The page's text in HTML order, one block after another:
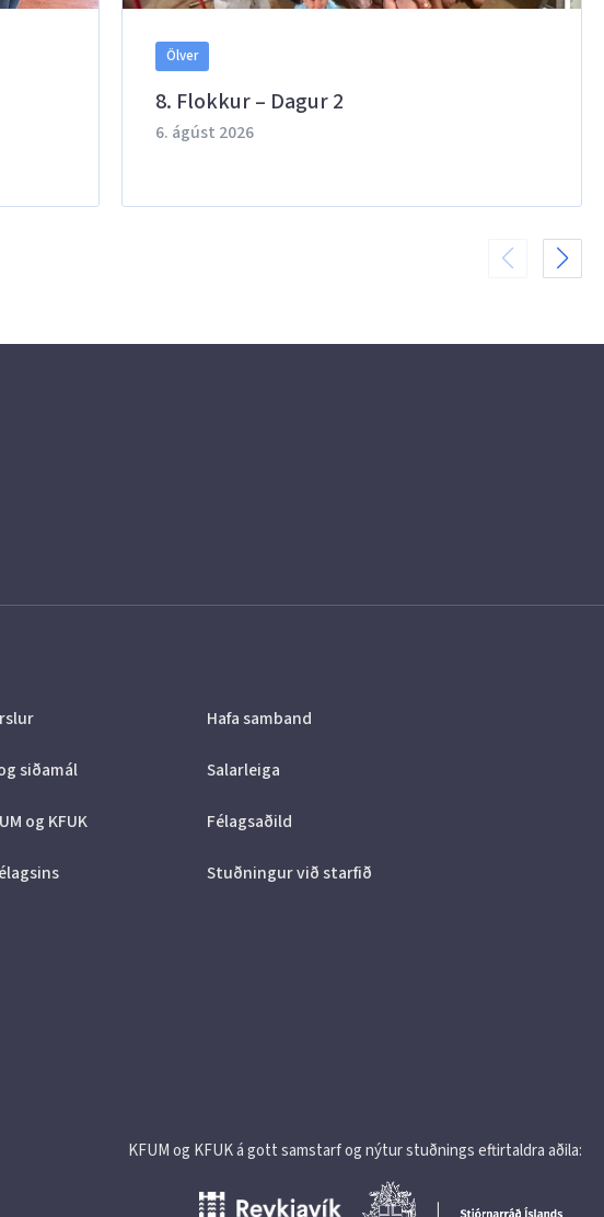
Ölver
8. Flokkur – Dagur 2
6. ágúst 2026
siðamál
og KFUK
Hafa samband
Salarleiga
Félagsaðild
Stuðningur við starfið
KFUM og KFUK á gott samstarf og nýtur stuðnings eftirtaldra aðila: